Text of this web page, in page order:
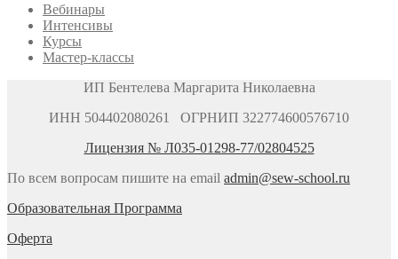
Вебинары
Интенсивы
Курсы
Мастер-классы
ИП Бентелева Маргарита Николаевна
ИНН 504402080261 ОГРНИП 322774600576710
Лицензия № Л035-01298-77/02804525
По всем вопросам пишите на email admin@sew-school.ru
Образовательная Программа
Оферта